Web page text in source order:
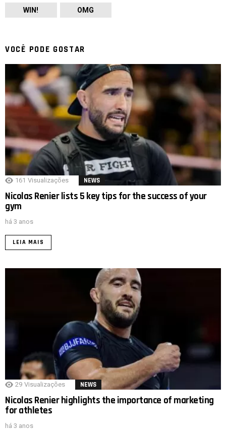
WIN! OMG
VOCÊ PODE GOSTAR
161 Visualizações NEWS
Nicolas Renier lists 5 key tips for the success of your
gym
há 3 anos
LEIA MAIS
29 Visualizações NEWS
Nicolas Renier highlights the importance of marketing
for athletes
há 3 anos